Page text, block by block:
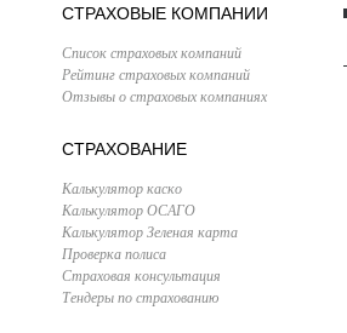
СТРАХОВЫЕ КОМПАНИИ
Список страховых компаний
Рейтинг страховых компаний
Отзывы о страховых компаниях
СТРАХОВАНИЕ
Калькулятор каско
Калькулятор ОСАГО
Калькулятор Зеленая карта
Проверка полиса
Страховая консультация
Тендеры по страхованию